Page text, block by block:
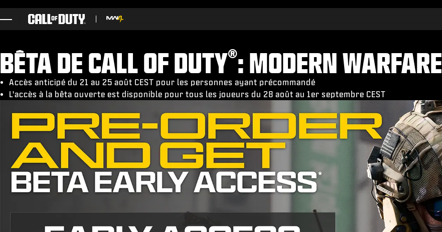
ACTUS
BOUTIQUE
ESPORT
ASSISTANCE
BÊTA DE CALL OF DUTY®: MODERN WARFARE
Accès anticipé du 21 au 25 août CEST pour les personnes ayant précommandé
L'accès à la bêta ouverte est disponible pour tous les joueurs du 28 août au 1er septembre CEST